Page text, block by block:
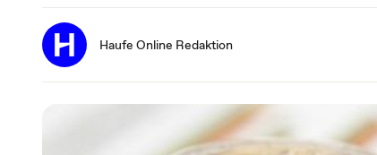
Haufe Online Redaktion